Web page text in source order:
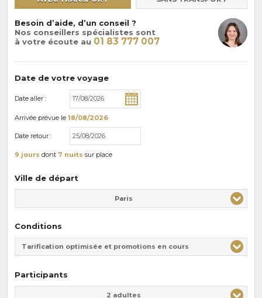
Besoin d’aide, d’un conseil ?
Nos conseillers spécialistes sont
à votre écoute au 01 83 777 007
Date de votre voyage
Date aller :
Arrivée prévue le 18/08/2026
Date retour :
9 jours dont 7 nuits sur place
Ville de départ
Paris
Conditions
Tarification optimisée et promotions en cours
Participants
2 adultes